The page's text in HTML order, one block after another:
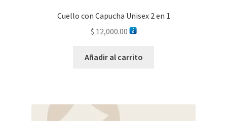
Cuello con Capucha Unisex 2 en 1
$ 12,000.00
Añadir al carrito